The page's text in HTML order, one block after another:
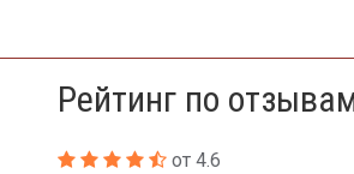
Рейтинг по
от 4.6